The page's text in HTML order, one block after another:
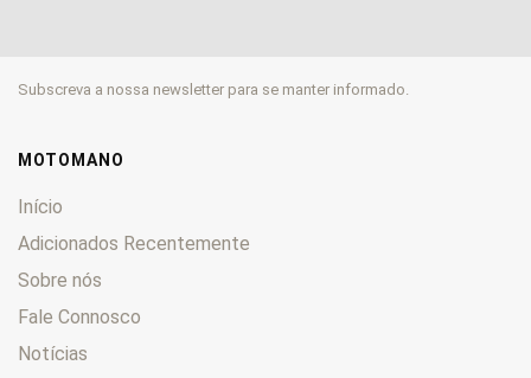
Subscreva a nossa newsletter para se manter informado.
MOTOMANO
Início
Adicionados Recentemente
Sobre nós
Fale Connosco
Notícias